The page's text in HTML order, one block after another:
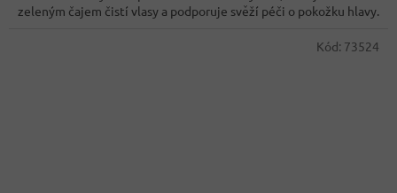
zeleným čajem čistí vlasy a podporuje svěží péči o pokožku hlavy.
Kód: 73524